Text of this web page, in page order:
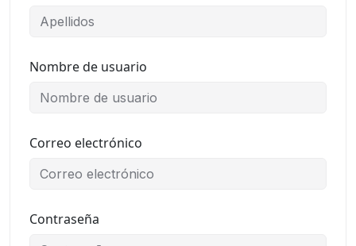
Nombre de usuario
Correo electrónico
Contraseña